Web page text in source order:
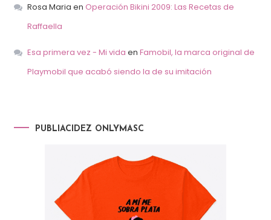
Rosa Maria en Operación Bikini 2009: Las Recetas de
Raffaella
Esa primera vez - Mi vida en Famobil, la marca original de
Playmobil que acabó siendo la de su imitación
PUBLIACIDEZ ONLYMASC